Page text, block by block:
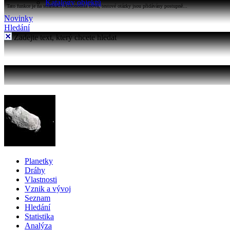
Katalogy objektů
Tato funkce je na stránkách Astronomia nová, testové otázky jsou přidávány postupně...
Novinky
Hledání
Zadejte text, který chcete hledat
Planetky
Dráhy
Vlastnosti
Vznik a vývoj
Seznam
Hledání
Statistika
Analýza